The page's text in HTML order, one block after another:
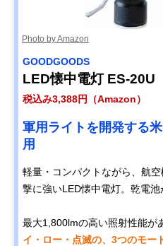
Photo by Amazon
GOODGOODS
LED懐中電灯 ES-20U
税込み3,388円（Amazon）
軍用ライトを開発する
用
軽量・コンパクトながら、航
撃に強いLED懐中電灯。乾電池
最大1,800lmの高い照射性能が
イ・ロー・点滅の、3つのモー